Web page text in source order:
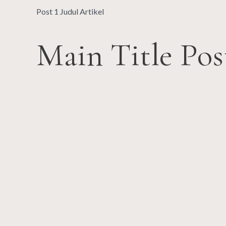
Post 1 Judul Artikel
Main Title